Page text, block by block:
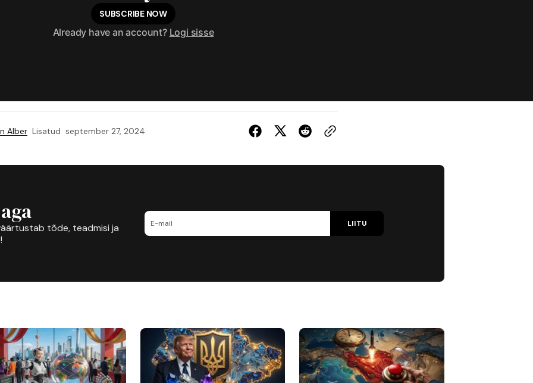
SUBSCRIBE NOW
Already have an account? Logi sisse
Alber Lisatud september 27, 2024
tõde, teadmisi ja
LIITU